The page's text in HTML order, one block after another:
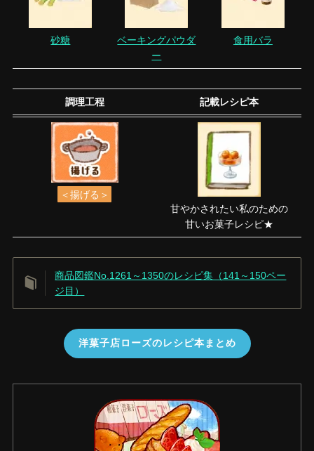
砂糖
ベーキングパウダ
ー
食用バラ
調理工程 記載レシピ本
＜揚げる＞
甘やかされたい私のための
甘いお菓子レシピ★
商品図鑑No.1261～1350のレシピ集（141～150ペー
ジ目）
洋菓子店ローズのレシピ本まとめ